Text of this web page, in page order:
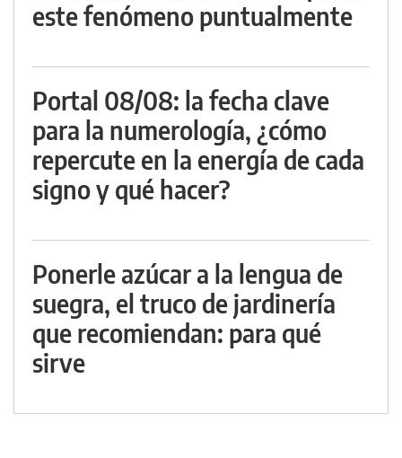
este fenómeno puntualmente
Portal 08/08: la fecha clave
para la numerología, ¿cómo
repercute en la energía de cada
signo y qué hacer?
Ponerle azúcar a la lengua de
suegra, el truco de jardinería
que recomiendan: para qué
sirve